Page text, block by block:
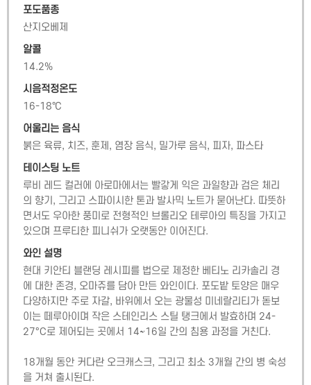
포도품종
산지오베제
알콜
14.2%
시음적정온도
16-18℃
어울리는 음식
붉은 육류, 치즈, 훈제, 염장 음식, 밀가루 음식, 피자, 파스타
테이스팅 노트
루비 레드 컬러에 아로마에서는 빨갛게 익은 과일향과 검은 체리
의 향기, 그리고 스파이시한 톤과 발사믹 노트가 묻어난다. 따뜻하
면서도 우아한 풍미로 전형적인 브롤리오 테루아의 특징을 가지고
있으며 프루티한 피니쉬가 오랫동안 이어진다.
와인 설명
현대 키안티 블랜딩 레시피를 법으로 제정한 베티노 리카솔리 경
에 대한 존경, 오마쥬를 담아 만든 와인이다. 포도밭 토양은 매우
다양하지만 주로 자갈, 바위에서 오는 광물성 미네랄리티가 돋보
이는 떼루아이며 작은 스테인리스 스틸 탱크에서 발효하며 24-
27°C로 제어되는 곳에서 14~16일 간의 침용 과정을 거친다.
18개월 동안 커다란 오크캐스크, 그리고 최소 3개월 간의 병 숙성
을 거쳐 출시된다.